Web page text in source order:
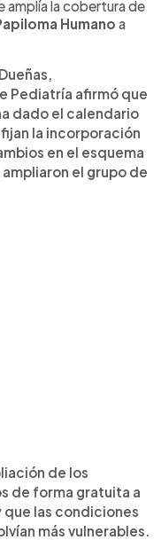
amplía la cobertura de
Humano a
Pediatría afirmó que
dado el calendario
la incorporación
en el esquema
el grupo de
de los
de forma gratuita a
las condiciones
más vulnerables.